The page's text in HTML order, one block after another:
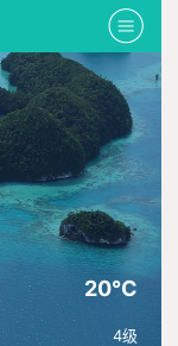
20°C
4级